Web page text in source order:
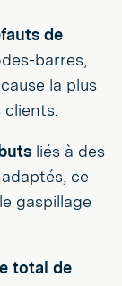
de
barres,
la plus
liés à des
ce
gaspillage
total de